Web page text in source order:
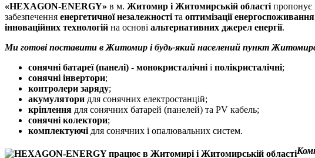
«HEXAGON-ENERGY» в м. Житомир і Житомирській області пропонує
забезпечення енергетичної незалежності та оптимізації енергоспоживання
інноваційних технологій на основі альтернативних джерел енергії.
Ми готові поставити в Житомир і будь-який населений пункт
сонячні батареї (панелі) - монокристалічні і полікристалічні;
сонячні інвертори;
контролери заряду;
акумулятори для сонячних електростанцій;
кріплення для сонячних батарей (панелей) та PV кабель;
сонячні колектори;
комплектуючі для сонячних і опалювальних систем.